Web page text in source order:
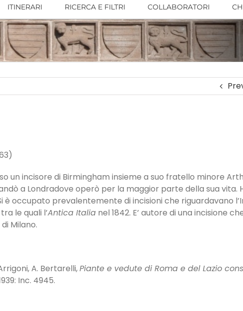
ITINERARI RICERCA E FILTRI COLLABORATORI
un incisore di Birmingham insieme a suo fratello minore
a Londradove operò per la maggior parte della sua vita.
è occupato prevalentemente di incisioni che riguardavano
le quali l’Antica Italia nel 1842. E’ autore di una incisione
Milano.
A. Bertarelli,Piante e vedute di Roma e del Lazio
Inc. 4945.